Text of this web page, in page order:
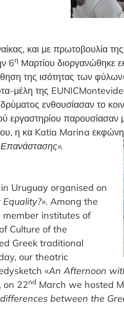
και με πρωτοβουλία
6η Μαρτίου διοργανώθηκε
της ισότητας των
μέλη της
ενθουσίασαν το
εργαστηρίου παρουσίασαν
η κα Katia Marina
Επανάστασης».
Uruguay organised on
. Among the
member institutes of
Culture of the
Greek traditional
our theatric
«An Afternoon
on 22nd March we hosted
between the